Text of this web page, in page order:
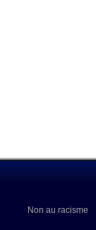
Non au racisme